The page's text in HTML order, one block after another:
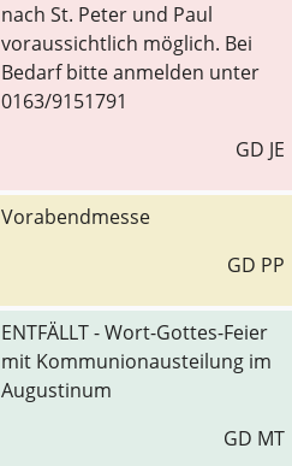
nach St. Peter und Paul
voraussichtlich möglich. Bei
Bedarf bitte anmelden unter
0163/9151791
GD JE
Vorabendmesse
GD PP
ENTFÄLLT - Wort-Gottes-Feier
mit Kommunionausteilung im
Augustinum
GD MT